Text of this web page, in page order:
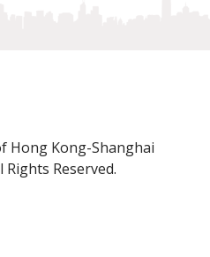
Hong Kong-Shanghai
Reserved.